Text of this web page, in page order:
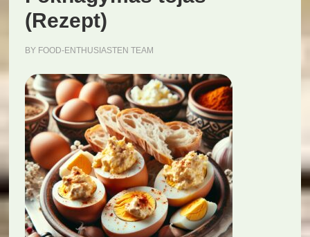
(Rezept)
BY FOOD-ENTHUSIASTEN TEAM